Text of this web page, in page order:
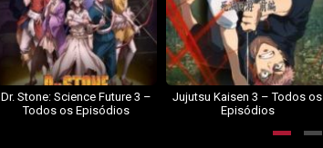
Dr. Stone: Science Future 3 –
Todos os Episódios
Jujutsu Kaisen 3 – Todos os
Episódios